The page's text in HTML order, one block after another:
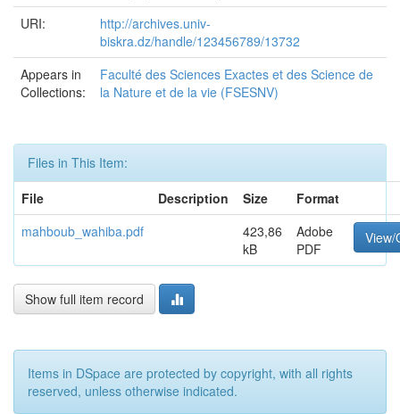
URI:
http://archives.univ-
biskra.dz/handle/123456789/13732
Appears in
Collections:
Faculté des Sciences Exactes et des Science de
la Nature et de la vie (FSESNV)
Files in This Item:
File
Description Size
Format
mahboub_wahiba.pdf
423,86
kB
Adobe
PDF
View/
Show full item record
Items in DSpace are protected by copyright, with all rights
reserved, unless otherwise indicated.